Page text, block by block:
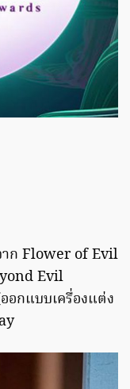
ก Flower of Evil
Evil
อกแบบเครื่องแต่ง